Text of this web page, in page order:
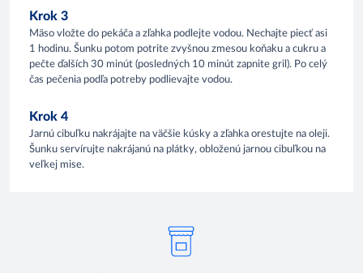
Krok 3
Mäso vložte do pekáča a zľahka podlejte vodou. Nechajte piecť asi
1 hodinu. Šunku potom potrite zvyšnou zmesou koňaku a cukru a
pečte ďalších 30 minút (posledných 10 minút zapnite gril). Po celý
čas pečenia podľa potreby podlievajte vodou.
Krok 4
Jarnú cibuľku nakrájajte na väčšie kúsky a zľahka orestujte na oleji.
Šunku servírujte nakrájanú na plátky, obloženú jarnou cibuľkou na
veľkej mise.